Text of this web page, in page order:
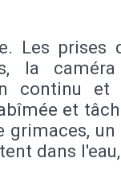
Les prises
la
continu et
et
grimaces,
dans